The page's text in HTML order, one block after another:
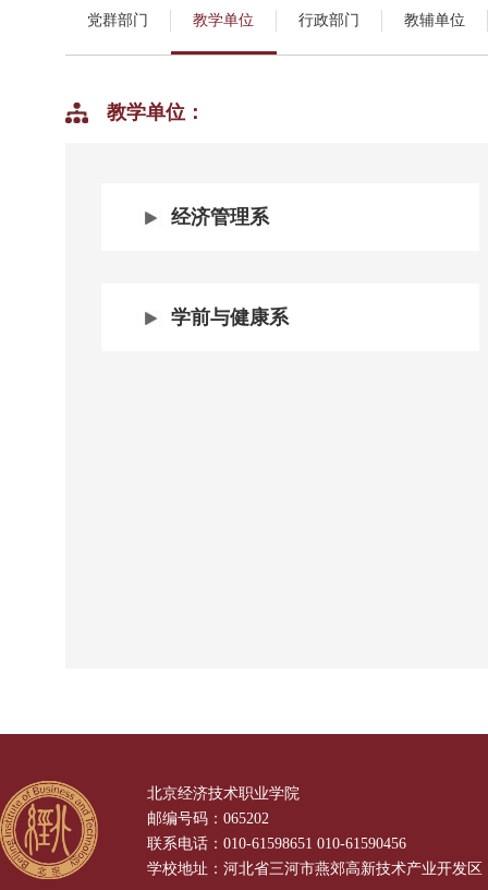
党群部门 教学单位 行政部门 教辅单位
教学单位：
经济管理系
学前与健康系
北京经济技术职业学院
邮编号码：065202
联系电话：010-61598651 010-61590456
学校地址：河北省三河市燕郊高新技术产业开发区